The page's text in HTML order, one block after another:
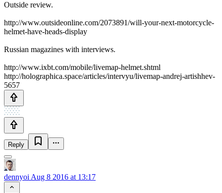
Outside review.
http://www.outsideonline.com/2073891/will-your-next-motorcycle-
helmet-have-heads-display
Russian magazines with interviews.
http://www.ixbt.com/mobile/livemap-helmet.shtml
http://holographica.space/articles/intervyu/livemap-andrej-artishhev-
5657
Reply
dennyoi Aug 8 2016 at 13:17